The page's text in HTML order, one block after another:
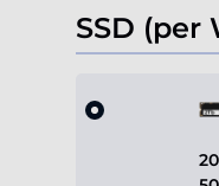
SSD (per